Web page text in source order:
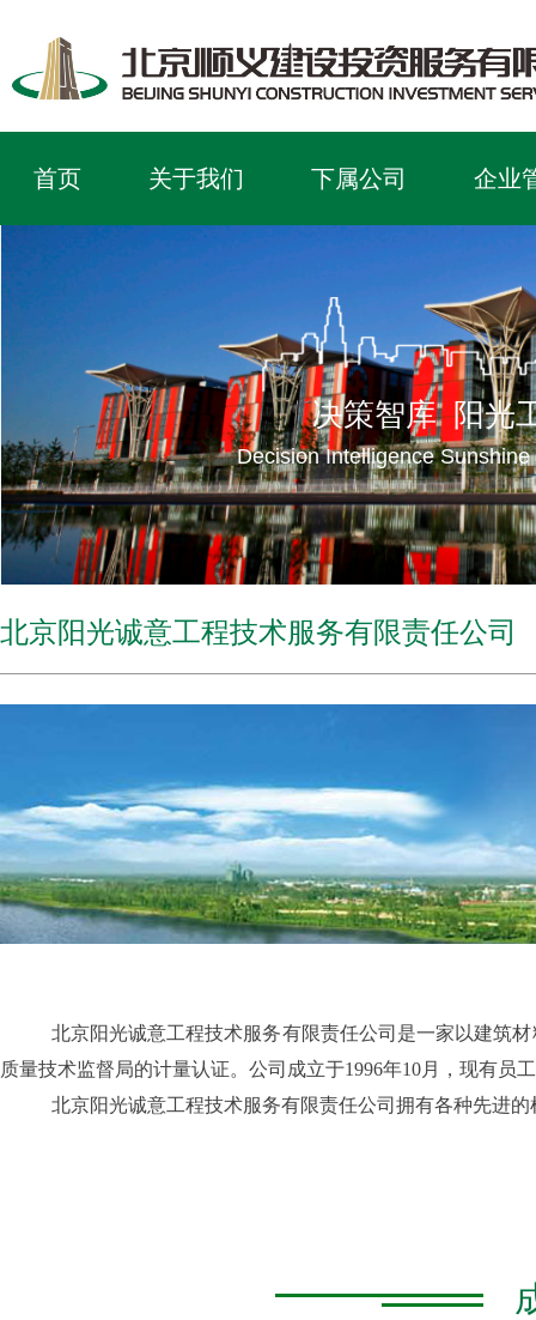
首页 关于我们 下属公司 企业
决策智库 阳光
Decision Intelligence
北京阳光诚意工程技术服务有限责任公司
北京阳光诚意工程技术服务有限责任公司是一家以建筑
质量技术监督局的计量认证。公司成立于1996年10月，现有员
北京阳光诚意工程技术服务有限责任公司拥有各种先进